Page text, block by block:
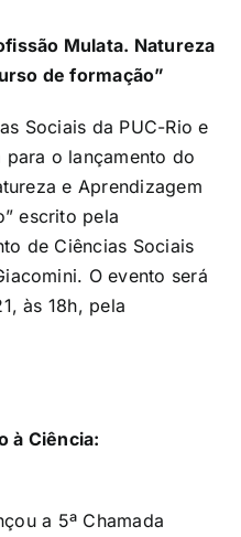
Mulata. Natureza
de formação”
Sociais da PUC-Rio e
o lançamento do
e Aprendizagem
escrito pela
de Ciências Sociais
O evento será
às 18h, pela
à Ciência:
a 5ª Chamada